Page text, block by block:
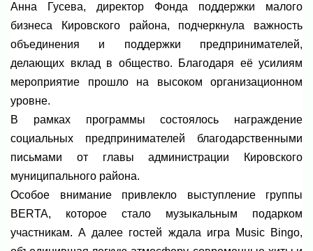
Анна Гусева, директор Фонда поддержки малого
бизнеса Кировского района, подчеркнула важность
объединения и поддержки предпринимателей,
делающих вклад в общество. Благодаря её усилиям
мероприятие прошло на высоком организационном
уровне.
В рамках программы состоялось награждение
социальных предпринимателей благодарственными
письмами от главы администрации Кировского
муниципального района.
Особое внимание привлекло выступление группы
BERTA, которое стало музыкальным подарком
участникам. А далее гостей ждала игра Music Bingo,